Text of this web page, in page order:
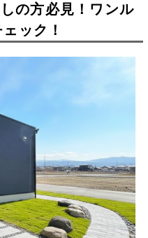
の方必見！ワンル
ック！